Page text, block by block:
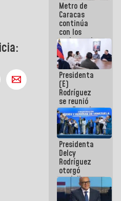
Metro de
Caracas
continúa
con los
trabajos de
mantenimiento
e inspección
en la Línea 2
Presidenta
(E)
Rodríguez
se reunió
con Estado
Mayor
Eléctrico
para
abordar
planes de
acción
Presidenta
Delcy
Rodríguez
otorgó
medalla
"Héroe de
Venezuela"